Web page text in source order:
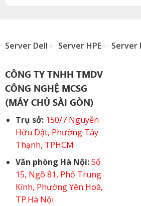
Server Dell Server HPE Server
CÔNG TY TNHH TMDV
CÔNG NGHỆ MCSG
(MÁY CHỦ SÀI GÒN)
Trụ sở: 150/7 Nguyễn
Hữu Dật, Phường Tây
Thạnh, TPHCM
Văn phòng Hà Nội: Số
15, Ngõ 81, Phố Trung
Kính, Phường Yên Hoà,
TP.Hà Nội